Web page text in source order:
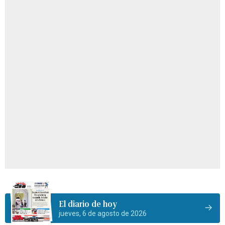
El diario de hoy
jueves, 6 de agosto de 2026